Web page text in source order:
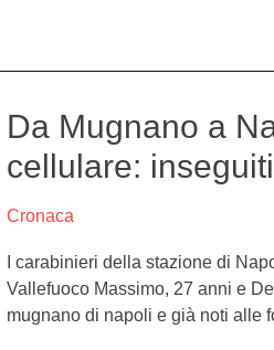
Da Mugnano a
cellulare:
Cronaca
I carabinieri della stazione di
Vallefuoco Massimo, 27 anni e
mugnano di napoli e già noti alle
Da
a
per
rubare
un
inseguiti